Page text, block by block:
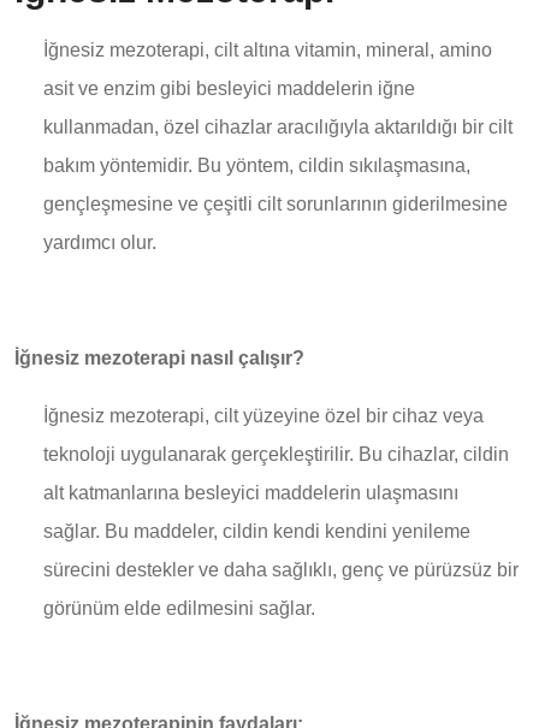
İğnesiz mezoterapi, cilt altına vitamin, mineral, amino
asit ve enzim gibi besleyici maddelerin iğne
kullanmadan, özel cihazlar aracılığıyla aktarıldığı bir cilt
bakım yöntemidir. Bu yöntem, cildin sıkılaşmasına,
gençleşmesine ve çeşitli cilt sorunlarının giderilmesine
yardımcı olur.
İğnesiz mezoterapi nasıl çalışır?
İğnesiz mezoterapi, cilt yüzeyine özel bir cihaz veya
teknoloji uygulanarak gerçekleştirilir. Bu cihazlar, cildin
alt katmanlarına besleyici maddelerin ulaşmasını
sağlar. Bu maddeler, cildin kendi kendini yenileme
sürecini destekler ve daha sağlıklı, genç ve pürüzsüz bir
görünüm elde edilmesini sağlar.
İğnesiz mezoterapinin faydaları: